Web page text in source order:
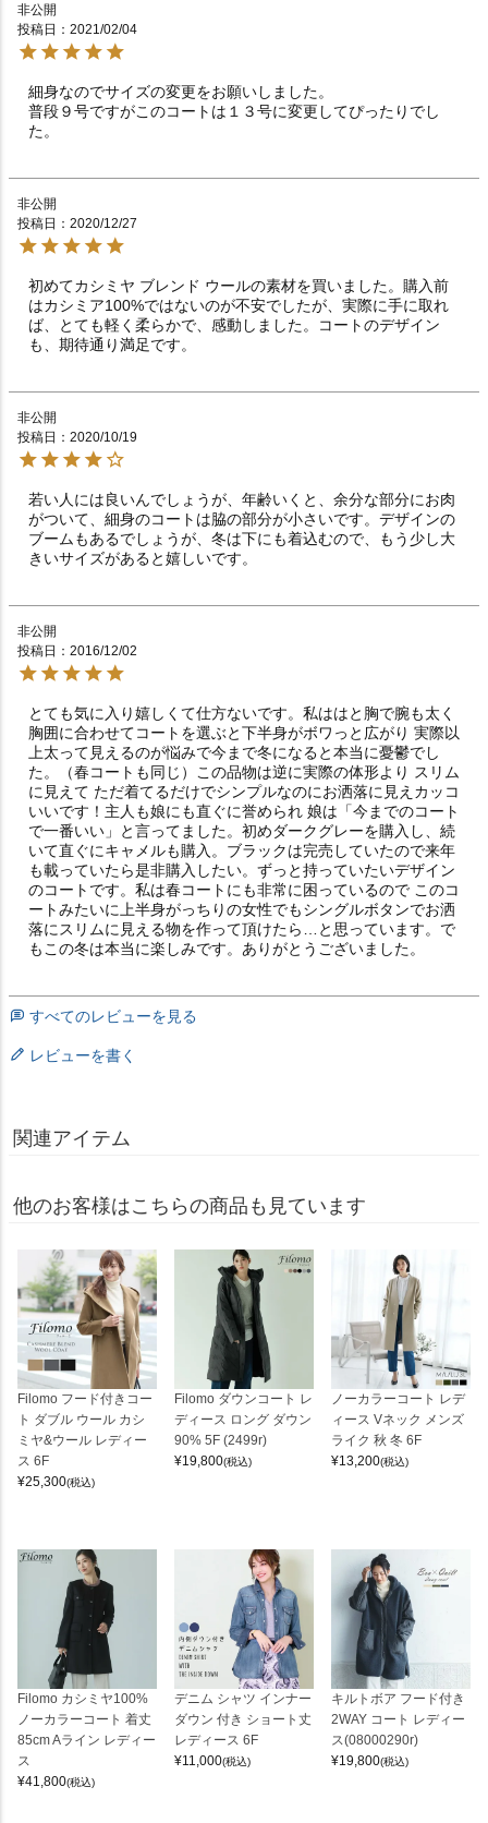
非公開
投稿日
2021/02/04
細身なのでサイズの変更をお願いしました。
普段９号ですがこのコートは１３号に変更してぴったりでし
た。
非公開
投稿日
2020/12/27
初めてカシミヤ ブレンド ウールの素材を買いました。購入前
はカシミア100%ではないのが不安でしたが、実際に手に取れ
ば、とても軽く柔らかで、感動しました。コートのデザイン
も、期待通り満足です。
非公開
投稿日
2020/10/19
若い人には良いんでしょうが、年齢いくと、余分な部分にお肉
がついて、細身のコートは脇の部分が小さいです。デザインの
ブームもあるでしょうが、冬は下にも着込むので、もう少し大
きいサイズがあると嬉しいです。
非公開
投稿日
2016/12/02
とても気に入り嬉しくて仕方ないです。私ははと胸で腕も太く
胸囲に合わせてコートを選ぶと下半身がボワっと広がり 実際以
上太って見えるのが悩みで今まで冬になると本当に憂鬱でし
た。（春コートも同じ）この品物は逆に実際の体形より スリム
に見えて ただ着てるだけでシンプルなのにお洒落に見えカッコ
いいです！主人も娘にも直ぐに誉められ 娘は「今までのコート
で一番いい」と言ってました。初めダークグレーを購入し、続
いて直ぐにキャメルも購入。ブラックは完売していたので来年
も載っていたら是非購入したい。ずっと持っていたいデザイン
のコートです。私は春コートにも非常に困っているので このコ
ートみたいに上半身がっちりの女性でもシングルボタンでお洒
落にスリムに見える物を作って頂けたら…と思っています。で
もこの冬は本当に楽しみです。ありがとうございました。
すべてのレビューを見る
レビューを書く
関連アイテム
他のお客様はこちらの商品も見ています
Filomo フード付きコー
ト ダブル ウール カシ
ミヤ&ウール レディー
ス 6F
¥25,300(税込)
Filomo ダウンコート レ
ディース ロング ダウン
90% 5F (2499r)
¥19,800(税込)
ノーカラーコート レデ
ィース Vネック メンズ
ライク 秋 冬 6F
¥13,200(税込)
Filomo カシミヤ100%
ノーカラーコート 着丈
85cm Aライン レディー
ス
¥41,800(税込)
デニム シャツ インナー
ダウン 付き ショート丈
レディース 6F
¥11,000(税込)
キルトボア フード付き
2WAY コート レディー
ス(08000290r)
¥19,800(税込)